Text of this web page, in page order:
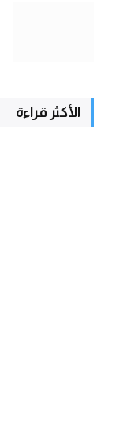
الأكثر قراءة